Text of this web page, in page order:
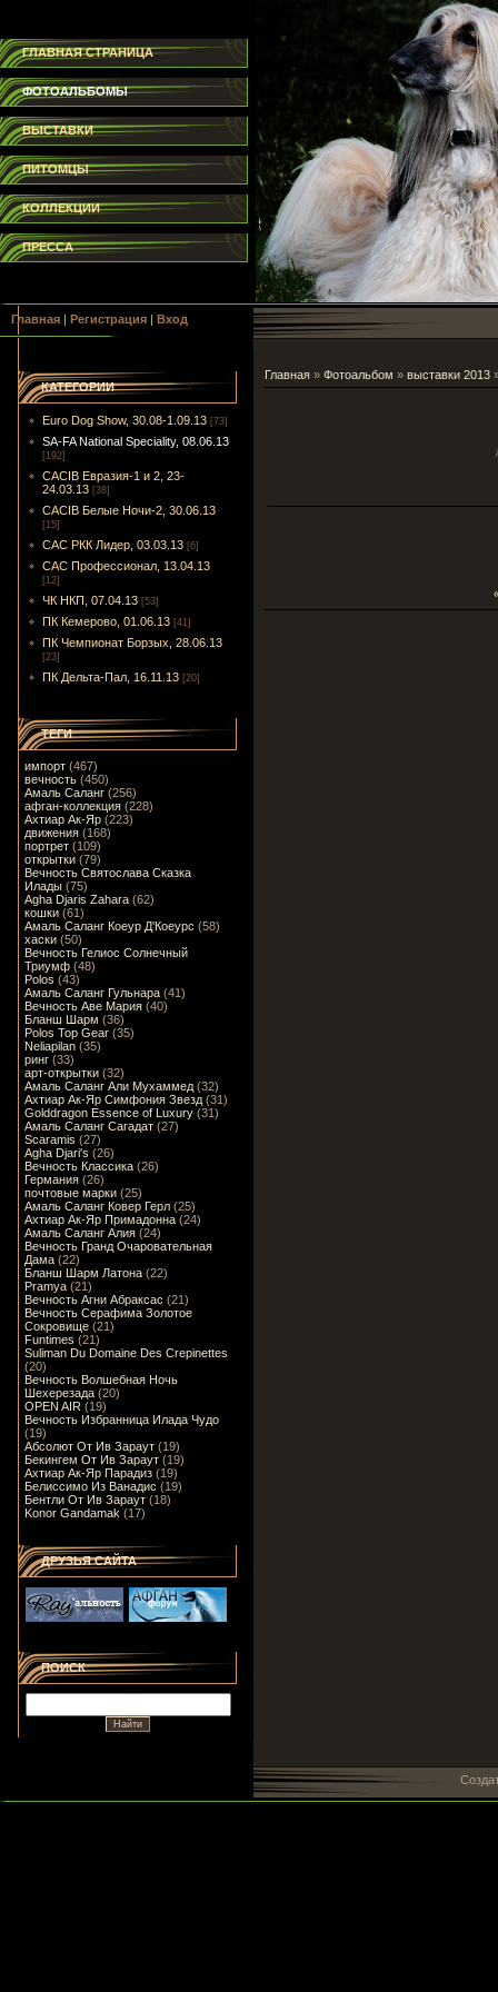
ГЛАВНАЯ СТРАНИЦА
ФОТОАЛЬБОМЫ
ВЫСТАВКИ
ПИТОМЦЫ
КОЛЛЕКЦИИ
ПРЕССА
Главная | Регистрация | Вход
КАТЕГОРИИ
Euro Dog Show, 30.08-1.09.13 [73]
SA-FA National Speciality, 08.06.13
[192]
CACIB Евразия-1 и 2, 23-
24.03.13 [38]
CACIB Белые Ночи-2, 30.06.13
[15]
САС РКК Лидер, 03.03.13 [6]
САС Профессионал, 13.04.13
[12]
ЧК НКП, 07.04.13 [53]
ПК Кемерово, 01.06.13 [41]
ПК Чемпионат Борзых, 28.06.13
[23]
ПК Дельта-Пал, 16.11.13 [20]
ТЕГИ
импорт (467)
вечность (450)
Амаль Саланг (256)
афган-коллекция (228)
Ахтиар Ак-Яр (223)
движения (168)
портрет (109)
открытки (79)
Вечность Святослава Сказка
Илады (75)
Agha Djaris Zahara (62)
кошки (61)
Амаль Саланг Коеур Д'Коеурс (58)
хаски (50)
Вечность Гелиос Солнечный
Триумф (48)
Polos (43)
Амаль Саланг Гульнара (41)
Вечность Аве Мария (40)
Бланш Шарм (36)
Polos Top Gear (35)
Neliapilan (35)
ринг (33)
арт-открытки (32)
Амаль Саланг Али Мухаммед (32)
Ахтиар Ак-Яр Симфония Звезд (31)
Golddragon Essence of Luxury (31)
Амаль Саланг Сагадат (27)
Scaramis (27)
Agha Djari's (26)
Вечность Классика (26)
Германия (26)
почтовые марки (25)
Амаль Саланг Ковер Герл (25)
Ахтиар Ак-Яр Примадонна (24)
Амаль Саланг Алия (24)
Вечность Гранд Очаровательная
Дама (22)
Бланш Шарм Латона (22)
Pramya (21)
Вечность Агни Абраксас (21)
Вечность Серафима Золотое
Сокровище (21)
Funtimes (21)
Suliman Du Domaine Des Crepinettes
(20)
Вечность Волшебная Ночь
Шехерезада (20)
OPEN AIR (19)
Вечность Избранница Илада Чудо
(19)
Абсолют От Ив Зараут (19)
Бекингем От Ив Зараут (19)
Ахтиар Ак-Яр Парадиз (19)
Белиссимо Из Ванадис (19)
Бентли От Ив Зараут (18)
Konor Gandamak (17)
ДРУЗЬЯ САЙТА
ПОИСК
Главная » Фотоальбом » выставки 2013